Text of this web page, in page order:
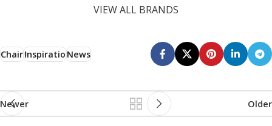
VIEW ALL BRANDS
ChairInspiratioNews
Newer Older